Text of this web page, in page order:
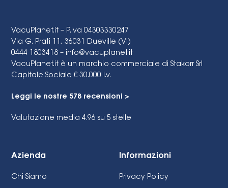
VacuPlanet.it – P.Iva 04303330247
Via G. Prati 11, 36031 Dueville (VI)
0444 1803418 – info@vacuplanet.it
VacuPlanet.it è un marchio commerciale di Stakorr Srl
Capitale Sociale € 30.000 i.v.
Leggi le nostre 578 recensioni >
Valutazione media 4.96 su 5 stelle
Azienda
Chi Siamo
Informazioni
Privacy Policy